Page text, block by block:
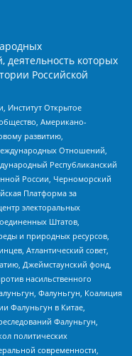
деятельность которых
Российской
Институт Открытое
Американо-
развитию,
Отношений,
Республиканский
России, Черноморский
Платформа за
электоральных
Штатов,
и природных ресурсов,
Атлантический совет,
Джеймстаунский фонд,
насильственного
Фалуньгун, Коалиция
Фалуньгун в Китае,
Фалуньгун,
политических
современности,